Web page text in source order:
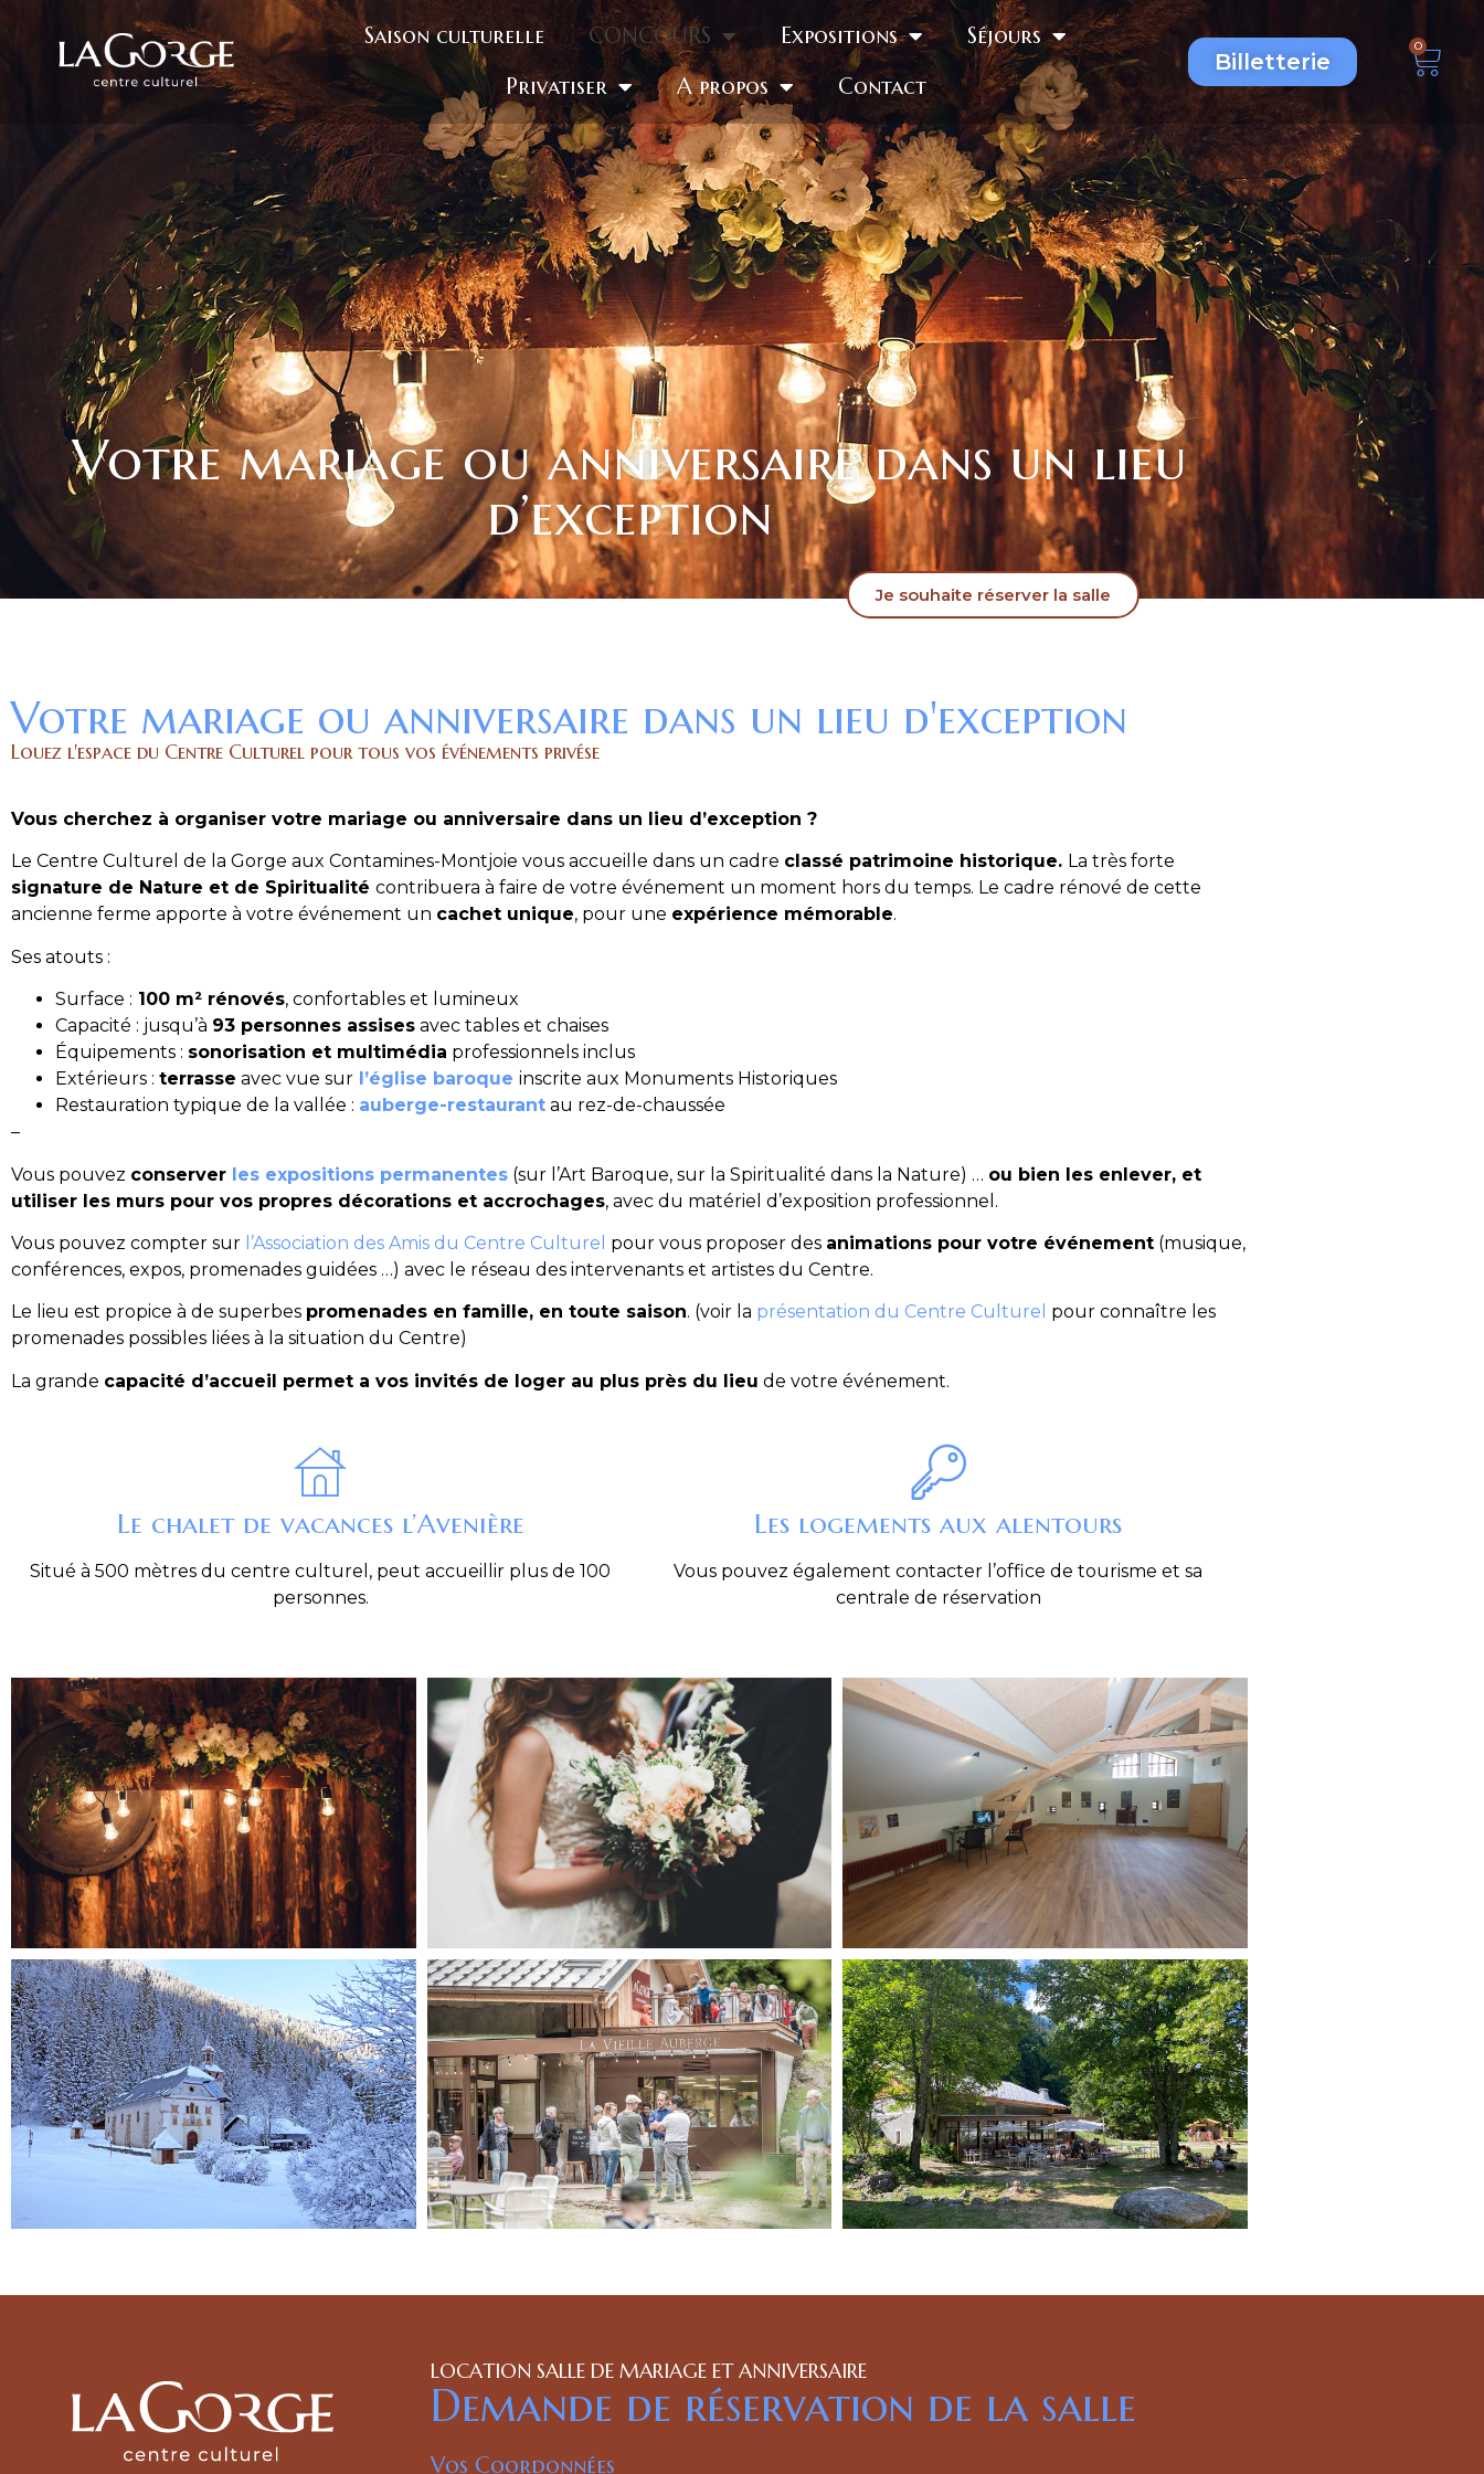
Saison culturelle CONCOURS Expositions
Séjours
Privatiser
A propos Contact
Billetterie
0
Votre mariage ou anniversaire dans un lieu
d’exception​
Je souhaite réserver la salle
Votre mariage ou anniversaire dans un lieu d'exception
Louez l'espace du Centre Culturel pour tous vos événements privése
Vous cherchez à organiser votre mariage ou anniversaire dans un lieu d’exception ?
Le Centre Culturel de la Gorge aux Contamines-Montjoie vous accueille dans un cadre classé patrimoine historique. La très forte
signature de Nature et de Spiritualité contribuera à faire de votre événement un moment hors du temps. Le cadre rénové de cette
ancienne ferme apporte à votre événement un cachet unique, pour une expérience mémorable.
Ses atouts :
Surface : 100 m² rénovés, confortables et lumineux
Capacité : jusqu’à 93 personnes assises avec tables et chaises
Équipements : sonorisation et multimédia professionnels inclus
Extérieurs : terrasse avec vue sur l’église baroque inscrite aux Monuments Historiques
Restauration typique de la vallée : auberge-restaurant au rez-de-chaussée
–
Vous pouvez conserver les expositions permanentes (sur l’Art Baroque, sur la Spiritualité dans la Nature) … ou bien les enlever, et
utiliser les murs pour vos propres décorations et accrochages, avec du matériel d’exposition professionnel.
Vous pouvez compter sur l’Association des Amis du Centre Culturel pour vous proposer des animations pour votre événement (musique,
conférences, expos, promenades guidées …) avec le réseau des intervenants et artistes du Centre.
Le lieu est propice à de superbes promenades en famille, en toute saison. (voir la présentation du Centre Culturel pour connaître les
promenades possibles liées à la situation du Centre)
La grande capacité d’accueil permet a vos invités de loger au plus près du lieu de votre événement.
Le chalet de vacances l’Avenière
Situé à 500 mètres du centre culturel, peut accueillir plus de 100
personnes.
Les logements aux alentours
Vous pouvez également contacter l’office de tourisme et sa
centrale de réservation
LOCATION SALLE DE MARIAGE ET ANNIVERSAIRE
Demande de réservation de la salle
Vos Coordonnées